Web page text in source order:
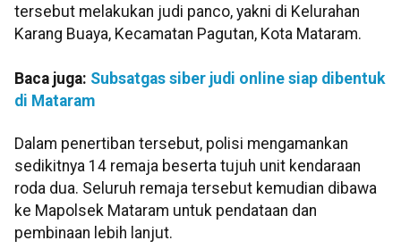
tersebut melakukan judi panco, yakni di Kelurahan
Karang Buaya, Kecamatan Pagutan, Kota Mataram.
Baca juga: Subsatgas siber judi online siap dibentuk
di Mataram
Dalam penertiban tersebut, polisi mengamankan
sedikitnya 14 remaja beserta tujuh unit kendaraan
roda dua. Seluruh remaja tersebut kemudian dibawa
ke Mapolsek Mataram untuk pendataan dan
pembinaan lebih lanjut.